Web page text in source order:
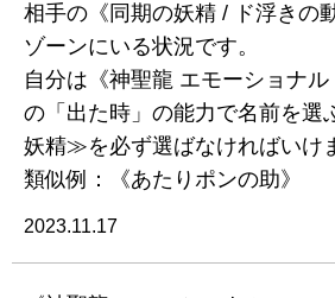
相手の《同期の妖精 / ド浮きの
ゾーンにいる状況です。
自分は《神聖龍 エモーショナル
の「出た時」の能力で名前を
妖精≫を必ず選ばなければいけ
類似例：《あたりポンの助》
2023.11.17